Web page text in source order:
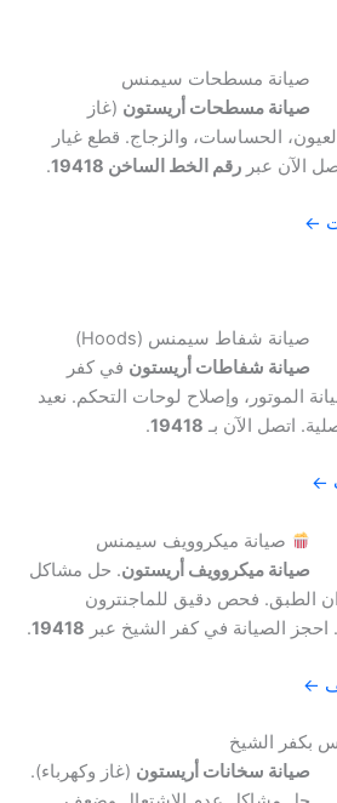
صيانة مسطحات سيمنس
صيانة مسطحات أريستون (غاز
الحساسات، والزجاج. قطع غيار
الآن عبر رقم الخط الساخن 19418 .
←
صيانة شفاط سيمنس (Hoods)
صيانة شفاطات أريستون في كفر
الموتور، وإصلاح لوحات التحكم. نعيد
اتصل الآن بـ 19418
.
←
صيانة ميكروويف سيمنس
صيانة ميكروويف أريستون. حل مشاكل
الطبق. فحص دقيق للماجنترون
احجز الصيانة في كفر الشيخ عبر 19418
.
←
بكفر الشيخ
صيانة سخانات أريستون (غاز وكهرباء).